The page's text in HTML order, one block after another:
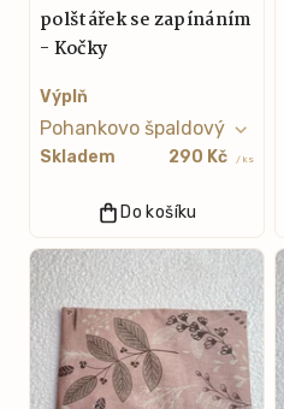
polštářek se zapínáním
- Kočky
Výplň
Skladem 290 Kč / ks
Do košíku